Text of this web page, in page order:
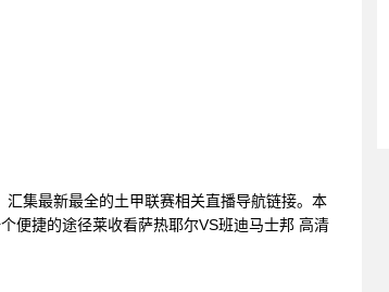
集最新最全的土甲联赛相关直播导航链接。本
便捷的途径莱收看萨热耶尔VS班迪马士邦 高清